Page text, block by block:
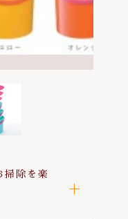
掃除を楽